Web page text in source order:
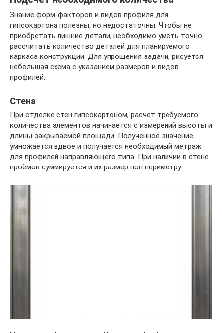
Знание форм-факторов и видов профиля для
гипсокартона полезны, но недостаточны. Чтобы не
приобретать лишние детали, необходимо уметь точно
рассчитать количество деталей для планируемого
каркаса конструкции. Для упрощения задачи, рисуется
небольшая схема с указанием размеров и видов
профилей.
Стена
При отделке стен гипсокартоном, расчёт требуемого
количества элементов начинается с измерений высоты и
длины закрываемой площади. Полученное значение
умножается вдвое и получается необходимый метраж
для профилей направляющего типа. При наличии в стене
проёмов суммируется и их размер поп периметру.